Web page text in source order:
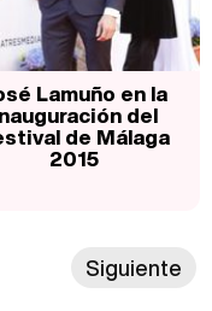
Lamuño en la
del
de Málaga
2015
Siguiente